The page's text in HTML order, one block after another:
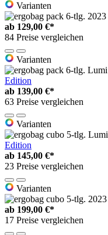
Varianten
ab 129,00 €*
84 Preise vergleichen
Varianten
Edition
ab 139,00 €*
63 Preise vergleichen
Varianten
Edition
ab 145,00 €*
23 Preise vergleichen
Varianten
ab 199,00 €*
17 Preise vergleichen